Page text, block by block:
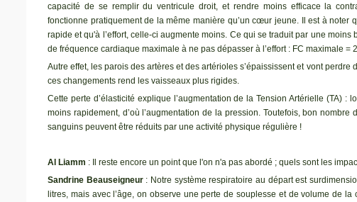
capacité de se remplir du ventricule droit, et rendre moins efficace la
fonctionne pratiquement de la même manière qu’un cœur jeune. Il est à noter
rapide et qu'à l’effort, celle-ci augmente moins. Ce qui se traduit par une moins
de fréquence cardiaque maximale à ne pas dépasser à l’effort : FC maximale =
Autre effet, les parois des artères et des artérioles s’épaississent et vont
ces changements rend les vaisseaux plus rigides.
Cette perte d’élasticité explique l’augmentation de la Tension Artérielle (TA)
moins rapidement, d’où l’augmentation de la pression. Toutefois, bon
sanguins peuvent être réduits par une activité physique régulière !
Al Liamm : Il reste encore un point que l'on n'a pas abordé ; quels sont les
Sandrine Beauseigneur : Notre système respiratoire au départ est
litres, mais avec l’âge, on observe une perte de souplesse et de volume de